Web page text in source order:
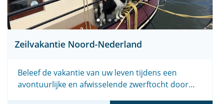
Zeilvakantie Noord-Nederland
Beleef de vakantie van uw leven tijdens een
avontuurlijke en afwisselende zwerftocht door